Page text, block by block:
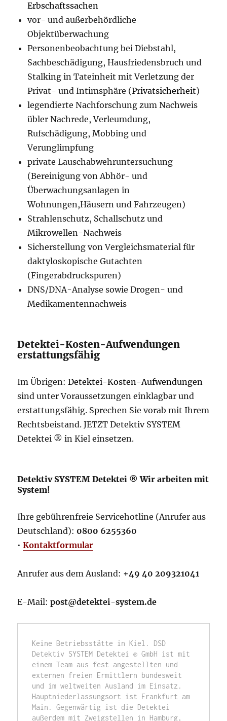
Erbschaftssachen
vor- und außerbehördliche
Objektüberwachung
Personenbeobachtung bei Diebstahl,
Sachbeschädigung, Hausfriedensbruch und
Stalking in Tateinheit mit Verletzung der
Privat- und Intimsphäre (Privatsicherheit)
legendierte Nachforschung zum Nachweis
übler Nachrede, Verleumdung,
Rufschädigung, Mobbing und
Verunglimpfung
private Lauschabwehruntersuchung
(Bereinigung von Abhör- und
Überwachungsanlagen in
Wohnungen,Häusern und Fahrzeugen)
Strahlenschutz, Schallschutz und
Mikrowellen-Nachweis
Sicherstellung von Vergleichsmaterial für
daktyloskopische Gutachten
(Fingerabdruckspuren)
DNS/DNA-Analyse sowie Drogen- und
Medikamentennachweis
Detektei-Kosten-Aufwendungen
erstattungsfähig
Im Übrigen:Detektei-Kosten-Aufwendungen
sind unter Voraussetzungen einklagbar und
erstattungsfähig. Sprechen Sie vorab mit Ihrem
Rechtsbeistand. JETZT Detektiv SYSTEM
Detektei ® in Kiel einsetzen.
Detektiv SYSTEM Detektei ® Wir arbeiten mit
System!
Ihre gebührenfreie Servicehotline (Anrufer aus
Deutschland): 0800 6255360
•Kontaktformular
Anrufer aus dem Ausland: +49 40 209321041
E-Mail:post@detektei-system.de
Keine Betriebsstätte in Kiel. DSD
Detektiv SYSTEM Detektei ® GmbH ist mit
einem Team aus fest angestellten und
externen freien Ermittlern bundesweit
und im weltweiten Ausland im Einsatz.
Hauptniederlassungsort ist Frankfurt am
Main. Gegenwärtig ist die Detektei
außerdem mit Zweigstellen in Hamburg,